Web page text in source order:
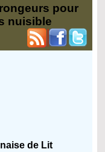
pour
nuisible
de Lit